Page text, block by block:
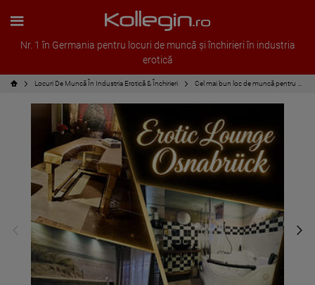
Nr. 1 în Germania pentru locuri de muncă și închirieri în industria
erotică
Locuri De Muncă În Industria Erotică & Închirieri